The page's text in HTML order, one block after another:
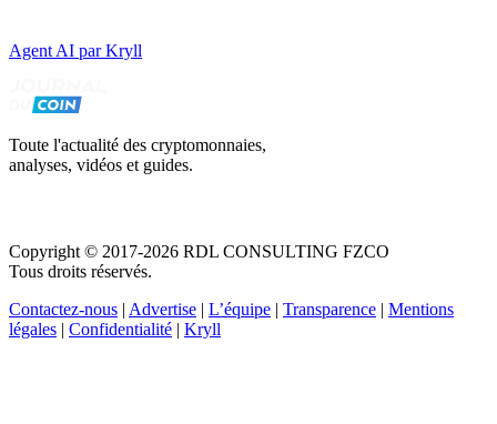
Agent AI par Kryll
Toute l'actualité des cryptomonnaies,
analyses, vidéos et guides.
Copyright © 2017-2026 RDL CONSULTING FZCO
Tous droits réservés.
Contactez-nous | Advertise | L’équipe | Transparence | Mentions
légales | Confidentialité | Kryll